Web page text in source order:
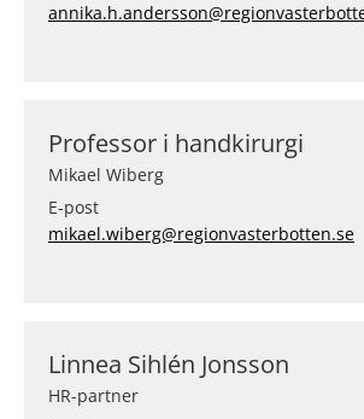
Professor i handkirurgi
Mikael Wiberg
E-post
mikael.wiberg@regionvasterbotten.se
Linnea Sihlén Jonsson
HR-partner